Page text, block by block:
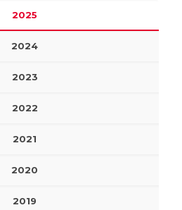
2025
2024
2023
2022
2021
2020
2019